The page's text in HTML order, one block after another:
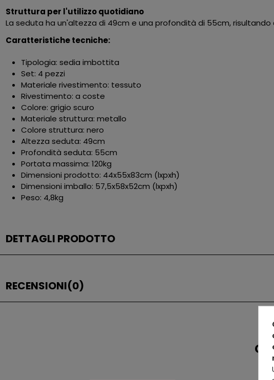
Struttura per l'utilizzo quotidiano
La seduta ha un'altezza di 49cm e una profondità di 55cm,
Caratteristiche tecniche:
Tipologia: sedia imbottita
Set: 4 pezzi
Materiale rivestimento: tessuto
Rivestimento: a coste
Colore: grigio scuro
Materiale struttura: metallo
Colore struttura: nero
Altezza seduta: 49cm
Profondità seduta: 55cm
Portata massima: 120kg
Dimensioni prodotto: 44x55x83cm (lxpxh)
Dimensioni imballo: 57,5x58x52cm (lxpxh)
Peso: 4,8kg
DETTAGLI PRODOTTO
RECENSIONI(0)